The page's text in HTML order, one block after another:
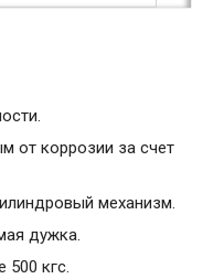
от коррозии за счет
механизм.
дужка.
500 кгс.